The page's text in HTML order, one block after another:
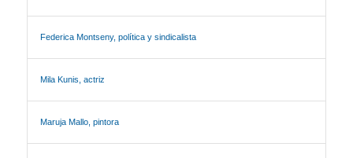
Federica Montseny, política y sindicalista
Mila Kunis, actriz
Maruja Mallo, pintora